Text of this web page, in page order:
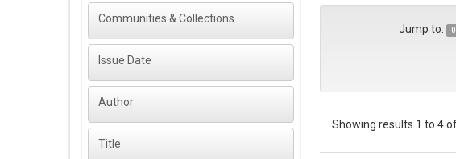
Communities & Collections
Issue Date
Author
Title
Jump to:
Showing results 1 to 4